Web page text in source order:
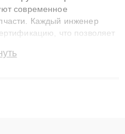
современное
Каждый инженер
что позволяет
3 лет. Наши мастера